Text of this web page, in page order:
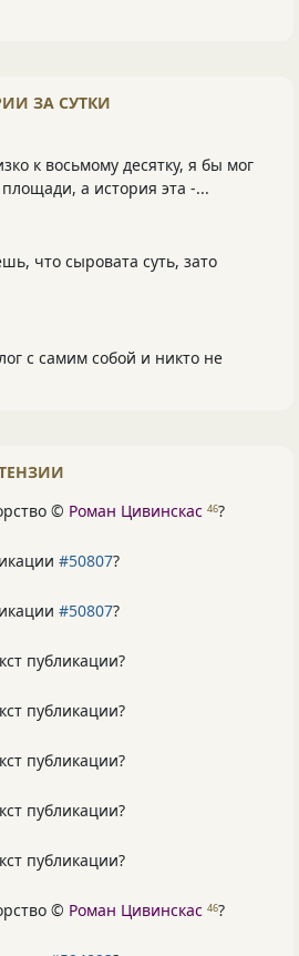
ЗА СУТКИ
к восьмому десятку, я бы мог
а история эта -...
что сыровата суть, зато
с самим собой и никто не
© Роман Цивинскас 46?
#50807?
#50807?
публикации?
публикации?
публикации?
публикации?
публикации?
© Роман Цивинскас 46?